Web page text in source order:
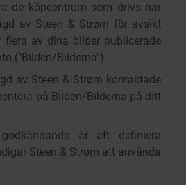
de köpcentrum som drivs har
av Steen & Strøm för avsikt
flera av dina bilder publicerade
("Bilden/Bilderna").
av Steen & Strøm kontaktade
på Bilden/Bilderna på ditt
är att definiera
Steen & Strøm att använda